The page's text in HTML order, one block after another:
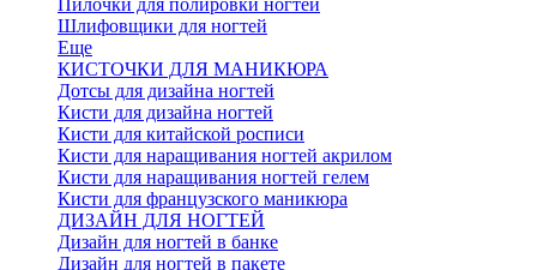
Пилочки для полировки ногтей
Шлифовщики для ногтей
Еще
КИСТОЧКИ ДЛЯ МАНИКЮРА
Дотсы для дизайна ногтей
Кисти для дизайна ногтей
Кисти для китайской росписи
Кисти для наращивания ногтей акрилом
Кисти для наращивания ногтей гелем
Кисти для французского маникюра
ДИЗАЙН ДЛЯ НОГТЕЙ
Дизайн для ногтей в банке
Дизайн для ногтей в пакете